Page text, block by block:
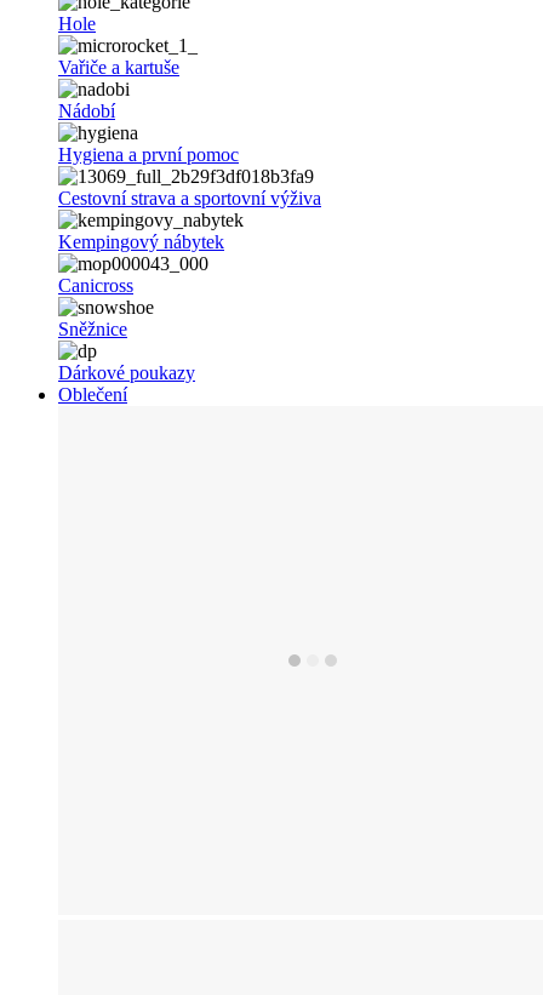
Hole
Vařiče a kartuše
Nádobí
Hygiena a první pomoc
Cestovní strava a sportovní výživa
Kempingový nábytek
Canicross
Sněžnice
Dárkové poukazy
Oblečení